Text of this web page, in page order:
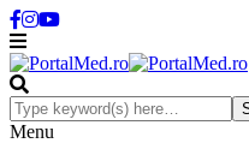
Menu